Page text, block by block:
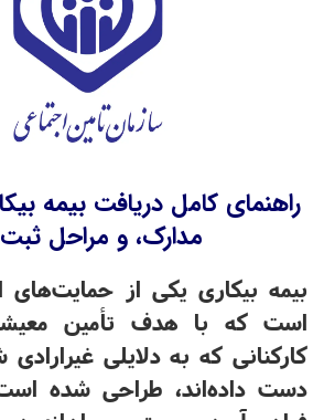
مدارک، و مراحل ثبت‌نام